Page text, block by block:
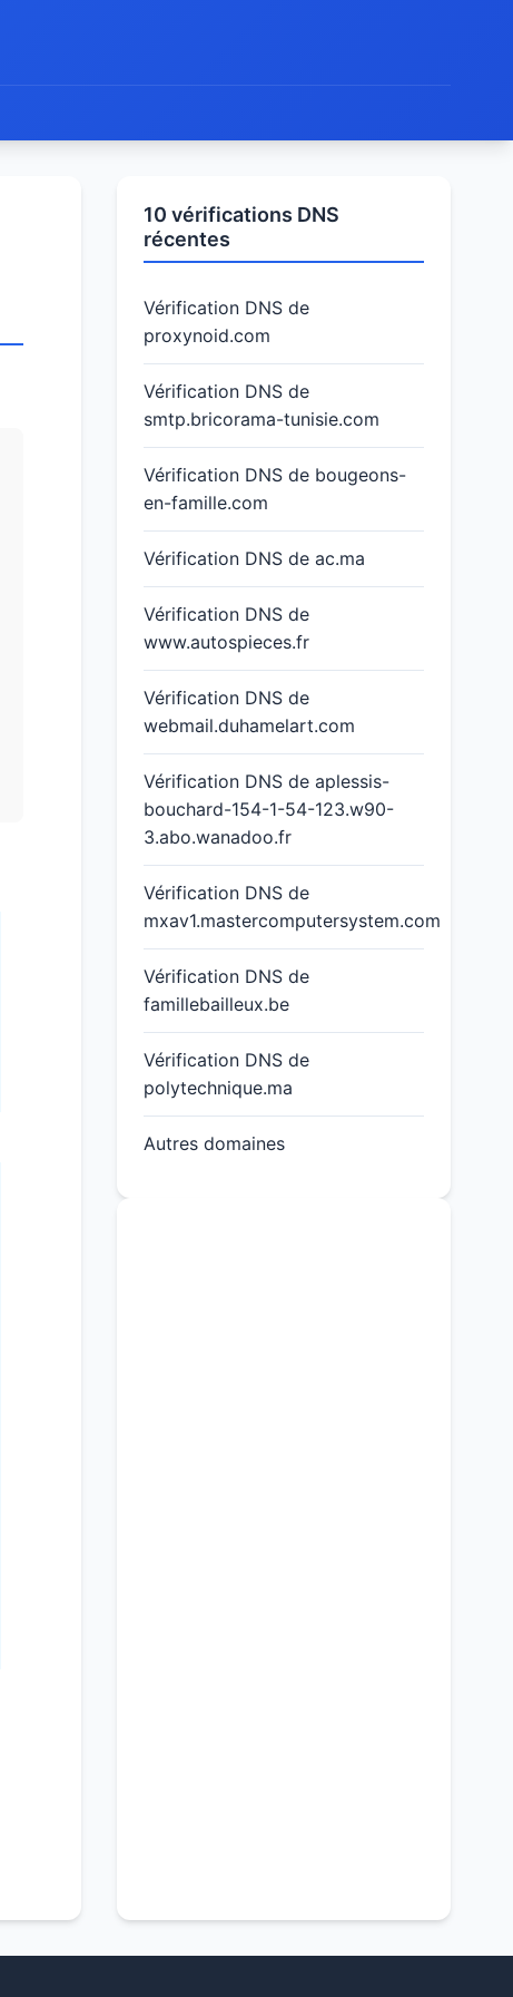
10 vérifications DNS
récentes
Vérification DNS de
proxynoid.com
Vérification DNS de
smtp.bricorama-tunisie.com
Vérification DNS de bougeons-
en-famille.com
Vérification DNS de ac.ma
Vérification DNS de
www.autospieces.fr
Vérification DNS de
webmail.duhamelart.com
Vérification DNS de aplessis-
bouchard-154-1-54-123.w90-
3.abo.wanadoo.fr
Vérification DNS de
mxav1.mastercomputersystem.com
Vérification DNS de
famillebailleux.be
Vérification DNS de
polytechnique.ma
Autres domaines